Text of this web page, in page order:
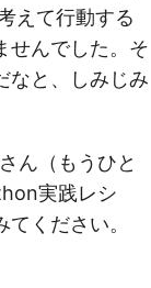
えて行動する
せんでした。そ
なと、しみじみ
ん（もうひと
実践レシ
ください。